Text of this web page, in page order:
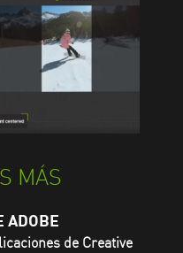
MÁS
ADOBE
de Creative